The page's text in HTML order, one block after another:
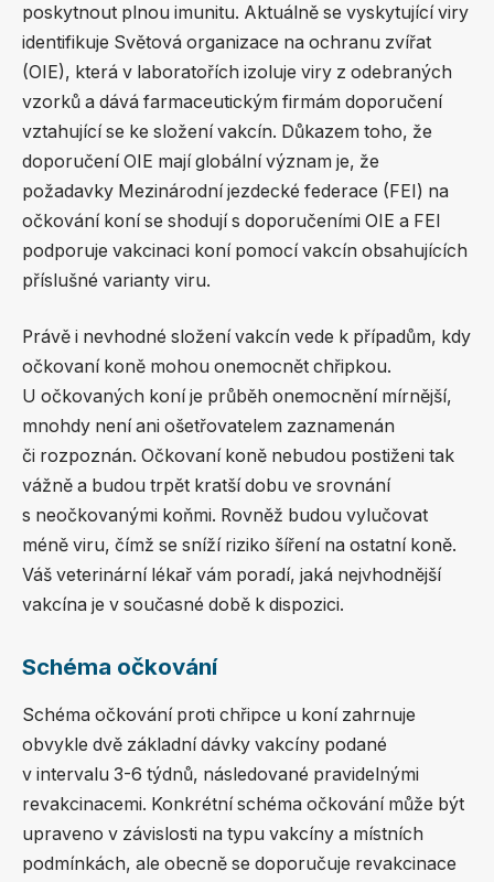
poskytnout plnou imunitu. Aktuálně se vyskytující viry
identifikuje Světová organizace na ochranu zvířat
(OIE), která v laboratořích izoluje viry z odebraných
vzorků a dává farmaceutickým firmám doporučení
vztahující se ke složení vakcín. Důkazem toho, že
doporučení OIE mají globální význam je, že
požadavky Mezinárodní jezdecké federace (FEI) na
očkování koní se shodují s doporučeními OIE a FEI
podporuje vakcinaci koní pomocí vakcín obsahujících
příslušné varianty viru.
Právě i nevhodné složení vakcín vede k případům, kdy
očkovaní koně mohou onemocnět chřipkou.
U očkovaných koní je průběh onemocnění mírnější,
mnohdy není ani ošetřovatelem zaznamenán
či rozpoznán. Očkovaní koně nebudou postiženi tak
vážně a budou trpět kratší dobu ve srovnání
s neočkovanými koňmi. Rovněž budou vylučovat
méně viru, čímž se sníží riziko šíření na ostatní koně.
Váš veterinární lékař vám poradí, jaká nejvhodnější
vakcína je v současné době k dispozici.
Schéma očkování
Schéma očkování proti chřipce u koní zahrnuje
obvykle dvě základní dávky vakcíny podané
v intervalu 3-6 týdnů, následované pravidelnými
revakcinacemi. Konkrétní schéma očkování může být
upraveno v závislosti na typu vakcíny a místních
podmínkách, ale obecně se doporučuje revakcinace